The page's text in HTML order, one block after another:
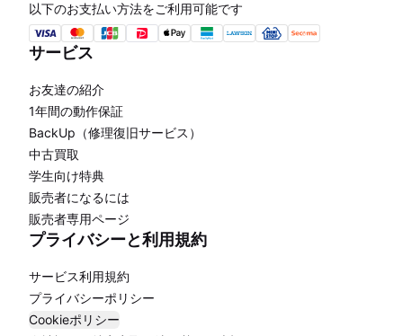
以下のお支払い方法をご利用可能です
サービス
お友達の紹介
1年間の動作保証
BackUp（修理復旧サービス）
中古買取
学生向け特典
販売者になるには
販売者専用ページ
プライバシーと利用規約
サービス利用規約
プライバシーポリシー
Cookieポリシー